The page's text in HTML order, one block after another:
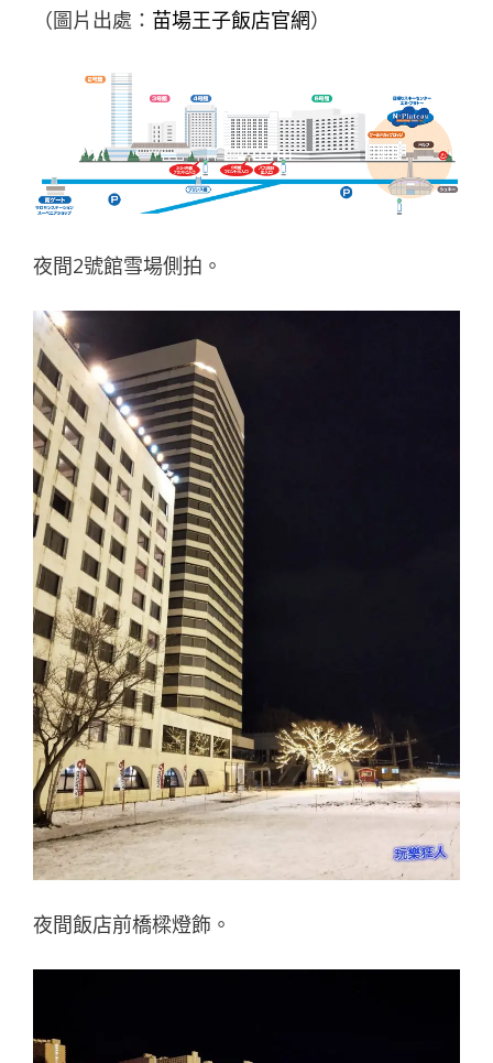
（圖片出處： 苗場王子飯店官網）
夜間2號館雪場側拍。
夜間飯店前橋樑燈飾。